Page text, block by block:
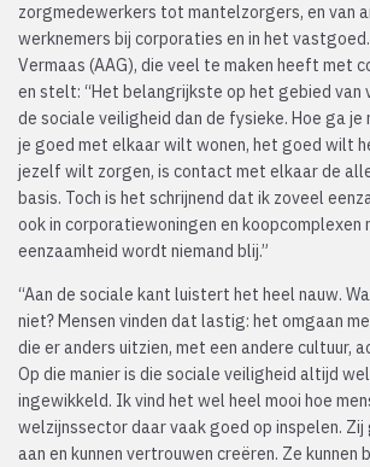
zorgmedewerkers tot mantelzorgers, en van
werknemers bij corporaties en in het
Vermaas (AAG), die veel te maken heeft met
en stelt: “Het belangrijkste op het gebied van
de sociale veiligheid dan de fysieke. Hoe ga je
je goed met elkaar wilt wonen, het goed wilt
jezelf wilt zorgen, is contact met elkaar de
basis. Toch is het schrijnend dat ik zoveel
ook in corporatiewoningen en koopcomplexen
eenzaamheid wordt niemand blij.”
“Aan de sociale kant luistert het heel nauw.
niet? Mensen vinden dat lastig: het omgaan
die er anders uitzien, met een andere cultuur,
Op die manier is die sociale veiligheid altijd
ingewikkeld. Ik vind het wel heel mooi hoe
welzijnssector daar vaak goed op inspelen.
aan en kunnen vertrouwen creëren. Ze kunnen